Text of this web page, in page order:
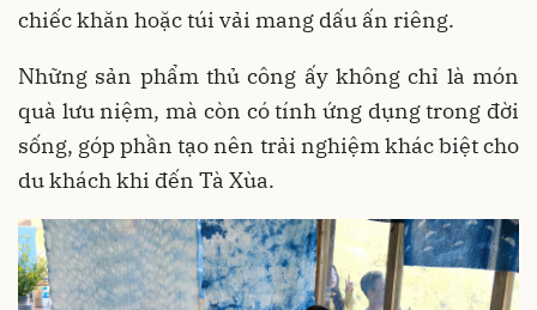
chiếc khăn hoặc túi vải mang dấu ấn riêng.
Những sản phẩm thủ công ấy không chỉ là món
quà lưu niệm, mà còn có tính ứng dụng trong đời
sống, góp phần tạo nên trải nghiệm khác biệt cho
du khách khi đến Tà Xùa.